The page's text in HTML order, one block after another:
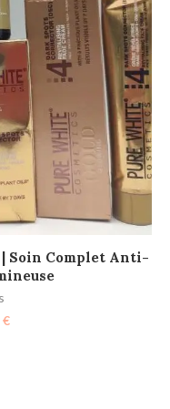
Soin Complet Anti-
€